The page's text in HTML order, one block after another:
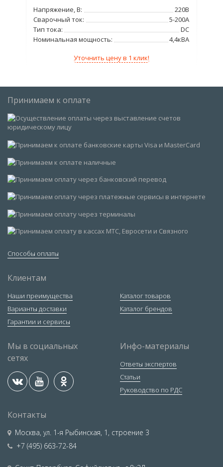
Напряжение, В:
220В
Сварочный ток:
5-200А
Тип тока:
DC
Номинальная мощность:
4,4кВА
Уточнить цену в 1 клик!
Принимаем к оплате
Способы оплаты
Клиентам
Наши преимущества
Варианты доставки
Гарантии и сервисы
Каталог товаров
Каталог брендов
Мы в социальных
сетях
Инфо-материалы
Ответы экспертов
Статьи
Руководство по РДС
Контакты
Москва, ул. 1-я Рыбинская, 1, строение 3
+7 (495) 663-72-84